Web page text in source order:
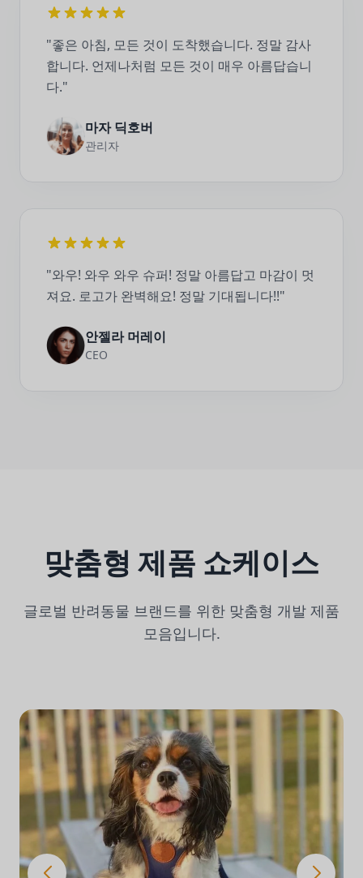
"좋은 아침, 모든 것이 도착했습니다. 정말 감사
합니다. 언제나처럼 모든 것이 매우 아름답습니
다."
마자 딕호버
관리자
"와우! 와우 와우 슈퍼! 정말 아름답고 마감이 멋
져요. 로고가 완벽해요! 정말 기대됩니다!!"
안젤라 머레이
CEO
맞춤형 제품 쇼케이스
글로벌 반려동물 브랜드를 위한 맞춤형 개발 제품
모음입니다.